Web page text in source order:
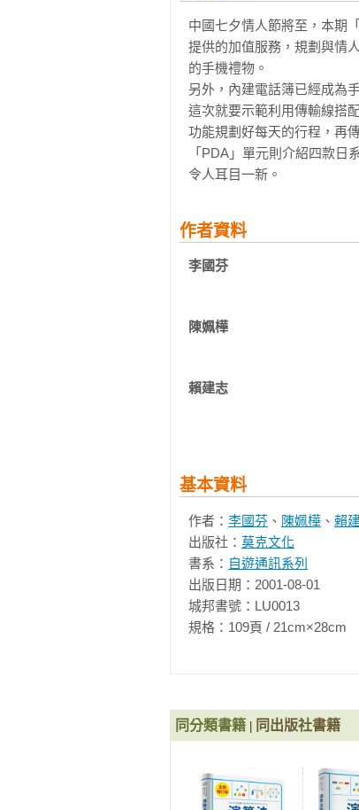
中國七夕情人節將至，本期
提供的加值服務，規劃與情
的手機禮物。
另外，內建電話簿已經成為
這次就要示範利用傳輸線搭
功能規劃好每天的行程，再
「PDA」單元則介紹四款
令人耳目一新。
作者資料
李國芬
陳姵樺
賴建志
基本資料
作者： 李國芬 、 陳姵樺 、 賴
出版社： 莫克文化
書系： 自遊通訊系列
出版日期：2001-08-01
城邦書號：LU0013
規格：109頁 /
同分類書籍 同出版社書籍